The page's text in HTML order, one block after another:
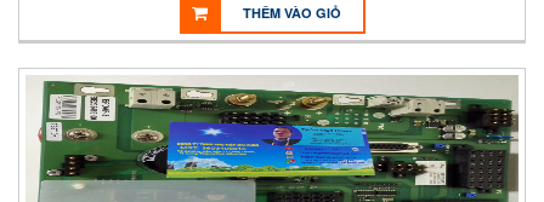
THÊM VÀO GIỎ